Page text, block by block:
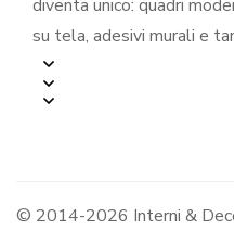
diventa unico: quadri
su tela, adesivi murali e
© 2014-2026 Interni &